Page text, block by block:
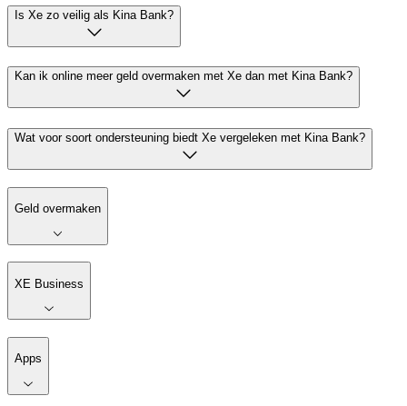
Is Xe zo veilig als Kina Bank?
Kan ik online meer geld overmaken met Xe dan met Kina Bank?
Wat voor soort ondersteuning biedt Xe vergeleken met Kina Bank?
Geld overmaken
XE Business
Apps